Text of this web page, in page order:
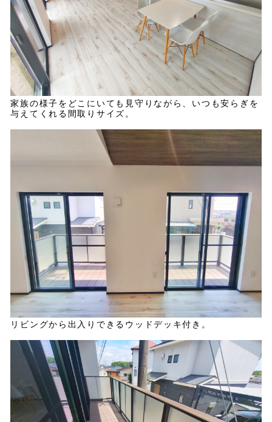
家族の様子をどこにいても見守りながら、いつも安らぎを
与えてくれる間取りサイズ。
リビングから出入りできるウッドデッキ付き。